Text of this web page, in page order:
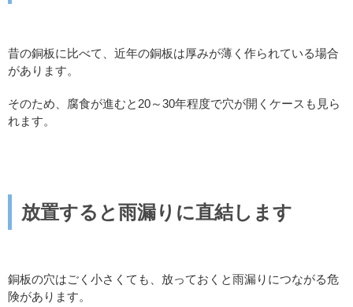
昔の銅板に比べて、近年の銅板は厚みが薄く作られている場合
があります。
そのため、腐食が進むと20～30年程度で穴が開くケースも見ら
れます。
放置すると雨漏りに直結します
銅板の穴はごく小さくても、放っておくと雨漏りにつながる危
険があります。